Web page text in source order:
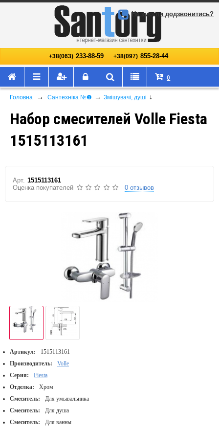
+38(063) 233-88-59 +38(097) 855-28-44
Не змогли додзвонитись?
0
Головна → Сантехніка №❶ → Змішувачі, душі ↓
Набор смесителей Volle Fiesta
1515113161
Арт. 1515113161
Оценка покупателей
0 отзывов
Артикул:
1515113161
Производитель:
Volle
Серия:
Fiesta
Отделка:
Хром
Смеситель:
Для умывальника
Смеситель:
Для душа
Смеситель:
Для ванны